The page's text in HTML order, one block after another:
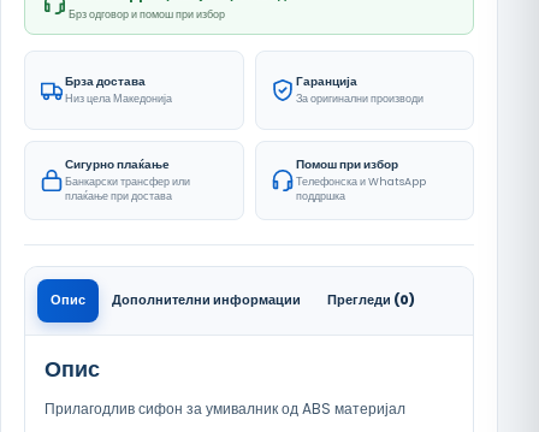
Брз одговор и помош при избор
Брза достава
Низ цела Македонија
Гаранција
За оригинални производи
Сигурно плаќање
Банкарски трансфер или
плаќање при достава
Помош при избор
Телефонска и WhatsApp
поддршка
Опис Дополнителни информации Прегледи (0)
Опис
Прилагодлив сифон за умивалник од ABS материјал